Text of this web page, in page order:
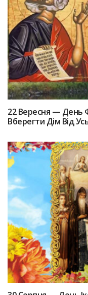
22 Вересня — День
Вберегти Дім Від